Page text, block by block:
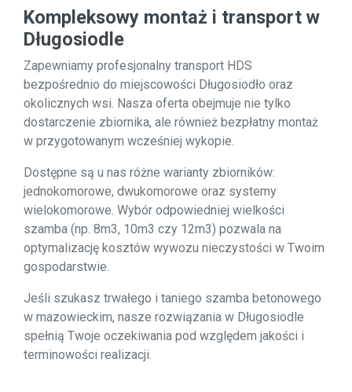
Kompleksowy montaż i transport w
Długosiodle
Zapewniamy profesjonalny transport HDS
bezpośrednio do miejscowości Długosiodło oraz
okolicznych wsi. Nasza oferta obejmuje nie tylko
dostarczenie zbiornika, ale również bezpłatny montaż
w przygotowanym wcześniej wykopie.
Dostępne są u nas różne warianty zbiorników:
jednokomorowe, dwukomorowe oraz systemy
wielokomorowe. Wybór odpowiedniej wielkości
szamba (np. 8m3, 10m3 czy 12m3) pozwala na
optymalizację kosztów wywozu nieczystości w Twoim
gospodarstwie.
Jeśli szukasz trwałego i taniego szamba betonowego
w mazowieckim, nasze rozwiązania w Długosiodle
spełnią Twoje oczekiwania pod względem jakości i
terminowości realizacji.